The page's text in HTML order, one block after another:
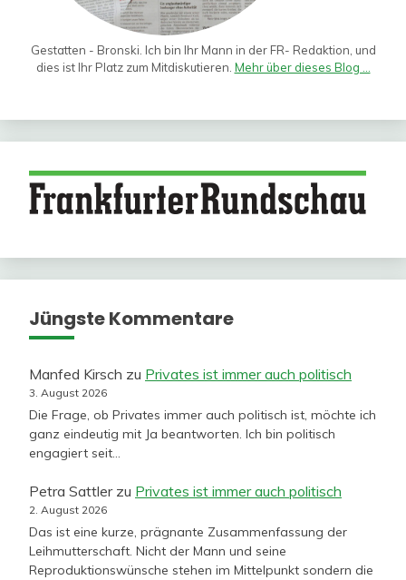
Gestatten - Bronski. Ich bin Ihr Mann in der FR- Redaktion, und
dies ist Ihr Platz zum Mitdiskutieren. Mehr über dieses Blog ...
Jüngste Kommentare
Manfed Kirsch zu Privates ist immer auch politisch
3. August 2026
Die Frage, ob Privates immer auch politisch ist, möchte ich
ganz eindeutig mit Ja beantworten. Ich bin politisch
engagiert seit…
Petra Sattlerzu Privates ist immer auch politisch
2. August 2026
Das ist eine kurze, prägnante Zusammenfassung der
Leihmutterschaft. Nicht der Mann und seine
Reproduktionswünsche stehen im Mittelpunkt sondern die